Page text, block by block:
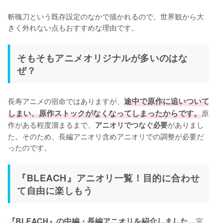
斬魄刀という既存設定のなかで描かれるので、世界観から大
きく外れない点もおすすめな理由です。
そもそもアニメオリジナルが多いのはな
ぜ？
長寿アニメの宿命ではありますが、 途中で原作に追いついて
しまい、原作ストックがなくなってしまったからです。原
作がある程度溜まるまで、 アニオリでつなぐ必要がありまし
た。そのため、長編アニオリ含めアニオリでの調整が必要だ
ったのです。
『BLEACH』アニオリ一覧！目的に合わせ
て自由に楽しもう
完